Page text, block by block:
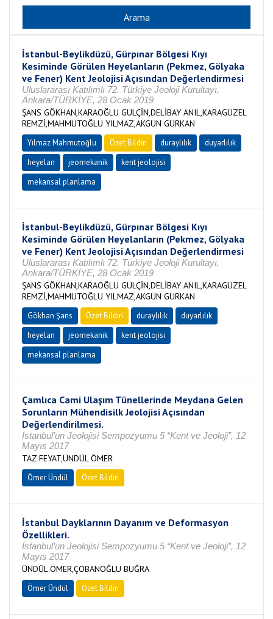
İstanbul-Beylikdüzü, Gürpınar Bölgesi Kıyı
Kesiminde Görülen Heyelanların (Pekmez, Gölyaka
ve Fener) Kent Jeolojisi Açısından Değerlendirmesi
Uluslararası Katılımlı 72. Türkiye Jeoloji Kurultayı,
Ankara/TÜRKİYE, 28 Ocak 2019
ŞANS GÖKHAN,KARAOĞLU GÜLÇİN,DELİBAY ANIL,KARAGÜZEL
REMZİ,MAHMUTOĞLU YILMAZ,AKGÜN GÜRKAN
Yılmaz Mahmutoğlu Özet Bildiri duraylılık
duyarlılık
heyelan
jeomekanik
kent jeolojisi
mekansal planlama
İstanbul-Beylikdüzü, Gürpınar Bölgesi Kıyı
Kesiminde Görülen Heyelanların (Pekmez, Gölyaka
ve Fener) Kent Jeolojisi Açısından Değerlendirmesi
Uluslararası Katılımlı 72. Türkiye Jeoloji Kurultayı,
Ankara/TÜRKİYE, 28 Ocak 2019
ŞANS GÖKHAN,KARAOĞLU GÜLÇİN,DELİBAY ANIL,KARAGÜZEL
REMZİ,MAHMUTOĞLU YILMAZ,AKGÜN GÜRKAN
Gökhan Şans Özet Bildiri duraylılık
duyarlılık
heyelan
jeomekanik
kent jeolojisi
mekansal planlama
Çamlıca Cami Ulaşım Tünellerinde Meydana Gelen
Sorunların Mühendisilk Jeolojisi Açısından
Değerlendirilmesi.
İstanbul’un Jeolojisi Sempozyumu 5 “Kent ve Jeoloji”, 12
Mayıs 2017
TAZ FEYAT,ÜNDÜL ÖMER
Ömer Ündül Özet Bildiri
İstanbul Dayklarının Dayanım ve Deformasyon
Özellikleri.
İstanbul’un Jeolojisi Sempozyumu 5 “Kent ve Jeoloji”, 12
Mayıs 2017
ÜNDÜL ÖMER,ÇOBANOĞLU BUĞRA
Ömer Ündül Özet Bildiri